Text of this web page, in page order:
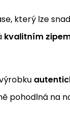
který lze
kvalitním
pohodlná na